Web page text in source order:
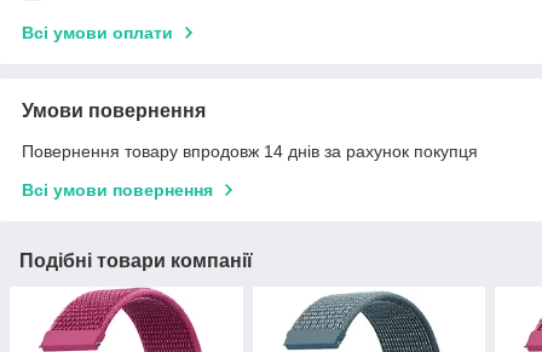
Всі умови оплати
Умови повернення
Повернення товару впродовж 14 днів за рахунок покупця
Всі умови повернення
Подібні товари компанії